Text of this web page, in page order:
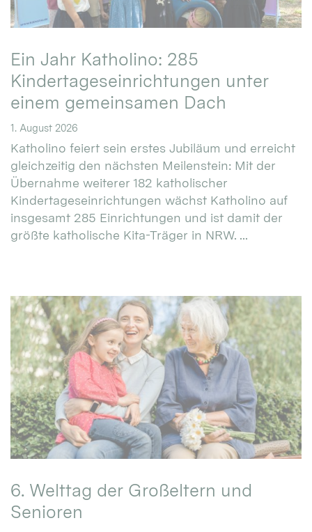
Ein Jahr Katholino: 285
Kindertageseinrichtungen unter
einem gemeinsamen Dach
1. August 2026
Katholino feiert sein erstes Jubiläum und erreicht
gleichzeitig den nächsten Meilenstein: Mit der
Übernahme weiterer 182 katholischer
Kindertageseinrichtungen wächst Katholino auf
insgesamt 285 Einrichtungen und ist damit der
größte katholische Kita-Träger in NRW. ...
6. Welttag der Großeltern und
Senioren